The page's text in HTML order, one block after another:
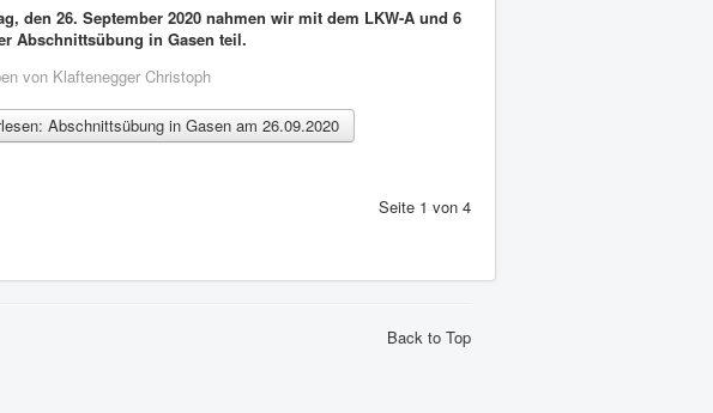
den 26. September 2020 nahmen wir mit dem LKW-A und 6
Abschnittsübung in Gasen teil.
von Klaftenegger Christoph
Abschnittsübung in Gasen am 26.09.2020
Seite 1 von 4
Back to Top